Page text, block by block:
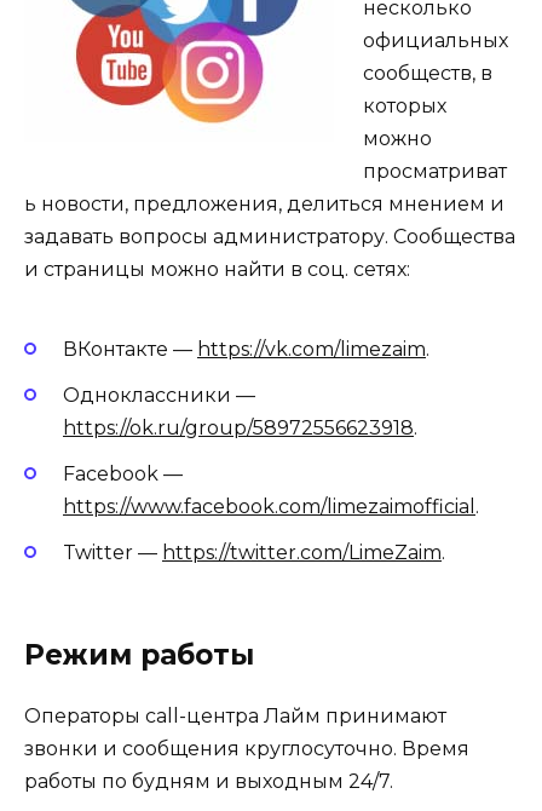
несколько
официальных
сообществ, в
которых
можно
просматриват
ь новости, предложения, делиться мнением и
задавать вопросы администратору. Сообщества
и страницы можно найти в соц. сетях:
ВКонтакте — https://vk.com/limezaim.
Одноклассники —
https://ok.ru/group/58972556623918.
Facebook —
https://www.facebook.com/limezaimofficial .
Twitter — https://twitter.com/LimeZaim.
Режим работы
Операторы call-центра Лайм принимают
звонки и сообщения круглосуточно. Время
работы по будням и выходным 24/7.